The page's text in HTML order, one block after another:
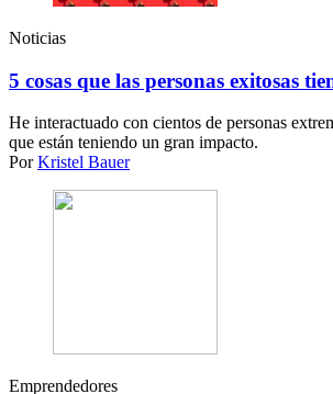
Noticias
5 cosas que las personas exitosas
He interactuado con cientos de personas
que están teniendo un gran impacto.
PorKristel Bauer
Emprendedores